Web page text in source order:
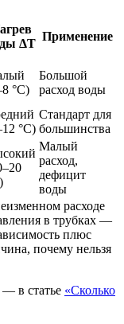
ΔT
Применение
°С)
Большой
расход воды
°С)
Стандарт для
большинства
Малый
расход,
дефицит
воды
расходе
в трубках —
плюс
почему нельзя
в статье «Сколько